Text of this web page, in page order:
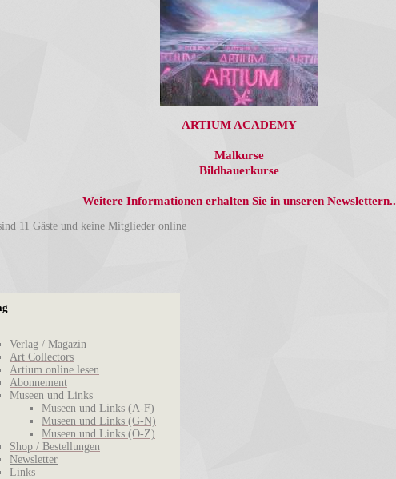
ARTIUM ACADEMY
Malkurse
Bildhauerkurse
Weitere Informationen erhalten Sie in unseren Newslettern..
11 Gäste und keine Mitglieder online
Verlag / Magazin
Art Collectors
Artium online lesen
Abonnement
Museen und Links
Museen und Links (A-F)
Museen und Links (G-N)
Museen und Links (O-Z)
Shop / Bestellungen
Newsletter
Links